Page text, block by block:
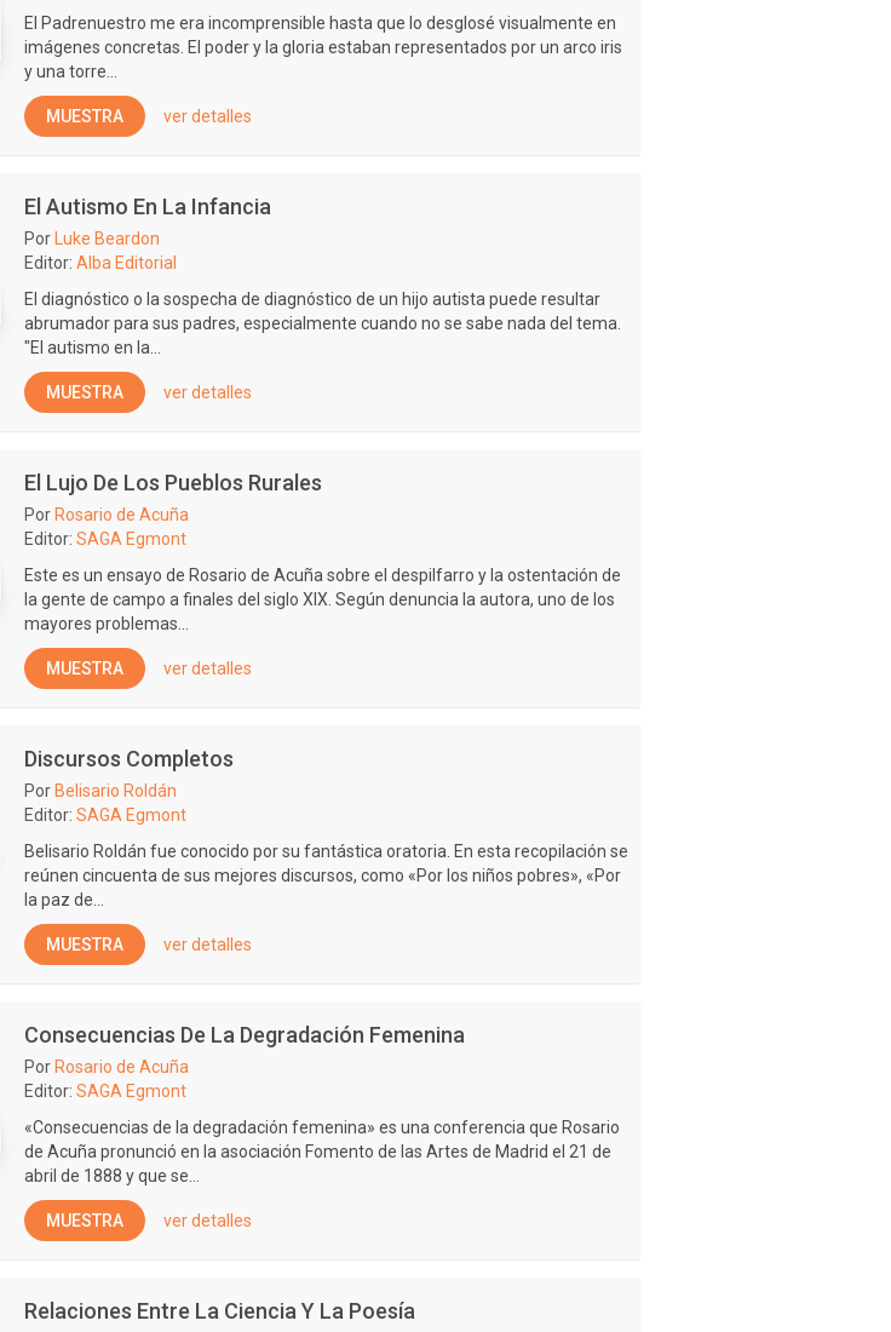
El Padrenuestro me era incomprensible hasta que lo desglosé visualmente en
imágenes concretas. El poder y la gloria estaban representados por un arco iris
y una torre...
MUESTRA ver detalles
El Autismo En La Infancia
Por
Luke Beardon
Editor: Alba Editorial
El diagnóstico o la sospecha de diagnóstico de un hijo autista puede resultar
abrumador para sus padres, especialmente cuando no se sabe nada del tema.
"El autismo en la...
MUESTRA ver detalles
El Lujo De Los Pueblos Rurales
Por Rosario de Acuña
Editor: SAGA Egmont
Este es un ensayo de Rosario de Acuña sobre el despilfarro y la ostentación de
la gente de campo a finales del siglo XIX. Según denuncia la autora, uno de los
mayores problemas...
MUESTRA ver detalles
Discursos Completos
Por Belisario Roldán
Editor: SAGA Egmont
Belisario Roldán fue conocido por su fantástica oratoria. En esta recopilación se
reúnen cincuenta de sus mejores discursos, como «Por los niños pobres», «Por
la paz de...
MUESTRA ver detalles
Consecuencias De La Degradación Femenina
Por Rosario de Acuña
Editor: SAGA Egmont
«Consecuencias de la degradación femenina» es una conferencia que Rosario
de Acuña pronunció en la asociación Fomento de las Artes de Madrid el 21 de
abril de 1888 y que se...
MUESTRA ver detalles
Relaciones Entre La Ciencia Y La Poesía